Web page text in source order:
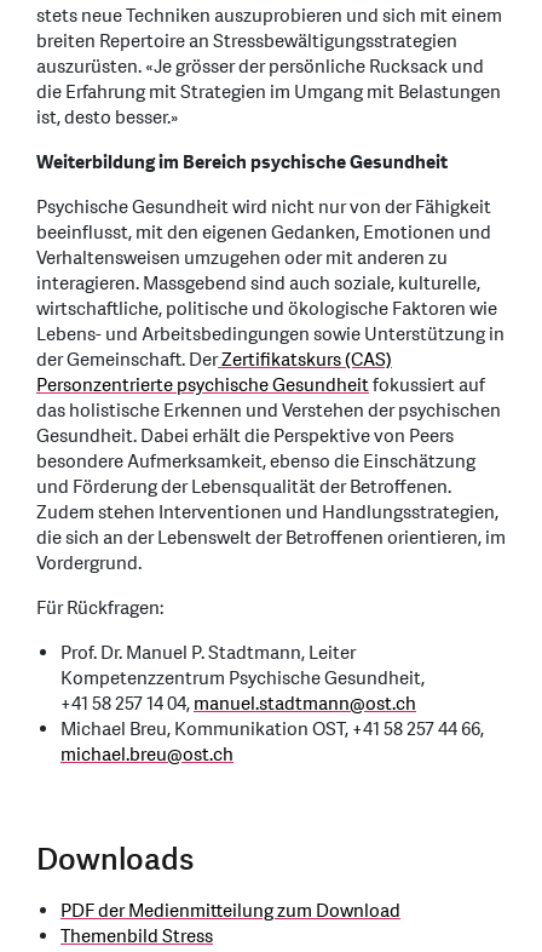
stets neue Techniken auszuprobieren und sich mit einem
breiten Repertoire an Stressbewältigungsstrategien
auszurüsten. «Je grösser der persönliche Rucksack und
die Erfahrung mit Strategien im Umgang mit Belastungen
ist, desto besser.»
Weiterbildung im Bereich psychische Gesundheit
Psychische Gesundheit wird nicht nur von der Fähigkeit
beeinflusst, mit den eigenen Gedanken, Emotionen und
Verhaltensweisen umzugehen oder mit anderen zu
interagieren. Massgebend sind auch soziale, kulturelle,
wirtschaftliche, politische und ökologische Faktoren wie
Lebens- und Arbeitsbedingungen sowie Unterstützung in
der Gemeinschaft. DerZertifikatskurs (CAS)
Personzentrierte psychische Gesundheitfokussiert auf
das holistische Erkennen und Verstehen der psychischen
Gesundheit. Dabei erhält die Perspektive von Peers
besondere Aufmerksamkeit, ebenso die Einschätzung
und Förderung der Lebensqualität der Betroffenen.
Zudem stehen Interventionen und Handlungsstrategien,
die sich an der Lebenswelt der Betroffenen orientieren, im
Vordergrund.
Für Rückfragen:
Prof. Dr. Manuel P. Stadtmann, Leiter
Kompetenzzentrum Psychische Gesundheit,
+41 58 257 14 04,manuel.stadtmann@ost.ch
Michael Breu, Kommunikation OST, +41 58 257 44 66,
michael.breu@ost.ch
Downloads
PDF der Medienmitteilung zum Download
Themenbild Stress